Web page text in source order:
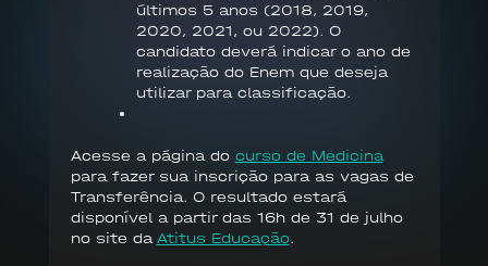
últimos 5 anos (2018, 2019,
2020, 2021, ou 2022). O
candidato deverá indicar o ano de
realização do Enem que deseja
utilizar para classificação.
Acesse a página do curso de Medicina
para fazer sua inscrição para as vagas de
Transferência. O resultado estará
disponível a partir das 16h de 31 de julho
no site da Atitus Educação.